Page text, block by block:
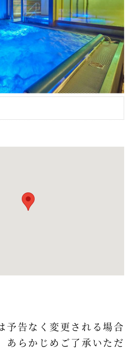
予告なく変更される場合
あらかじめご了承いただ